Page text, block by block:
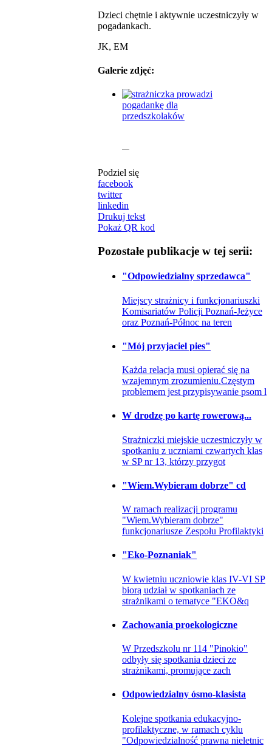
Dzieci chętnie i aktywnie uczestniczyły w
pogadankach.
JK, EM
Galerie zdjęć:
Podziel się
facebook
twitter
linkedin
Drukuj tekst
Pokaż QR kod
Pozostałe publikacje w tej serii:
"Odpowiedzialny sprzedawca"
Miejscy strażnicy i funkcjonariuszki
Komisariatów Policji Poznań-Jeżyce
oraz Poznań-Północ na teren
"Mój przyjaciel pies"
Każda relacja musi opierać się na
wzajemnym zrozumieniu.Częstym
problemem jest przypisywanie psom l
W drodzę po kartę rowerową...
Strażniczki miejskie uczestniczyły w
spotkaniu z uczniami czwartych klas
w SP nr 13, którzy przygot
"Wiem.Wybieram dobrze" cd
W ramach realizacji programu
"Wiem.Wybieram dobrze"
funkcjonariusze Zespołu Profilaktyki
"Eko-Poznaniak"
W kwietniu uczniowie klas IV-VI SP
biorą udział w spotkaniach ze
strażnikami o tematyce "EKO&q
Zachowania proekologiczne
W Przedszkolu nr 114 "Pinokio"
odbyły się spotkania dzieci ze
strażnikami, promujące zach
Odpowiedzialny ósmo-klasista
Kolejne spotkania edukacyjno-
profilaktyczne, w ramach cyklu
"Odpowiedzialność prawna nieletnic